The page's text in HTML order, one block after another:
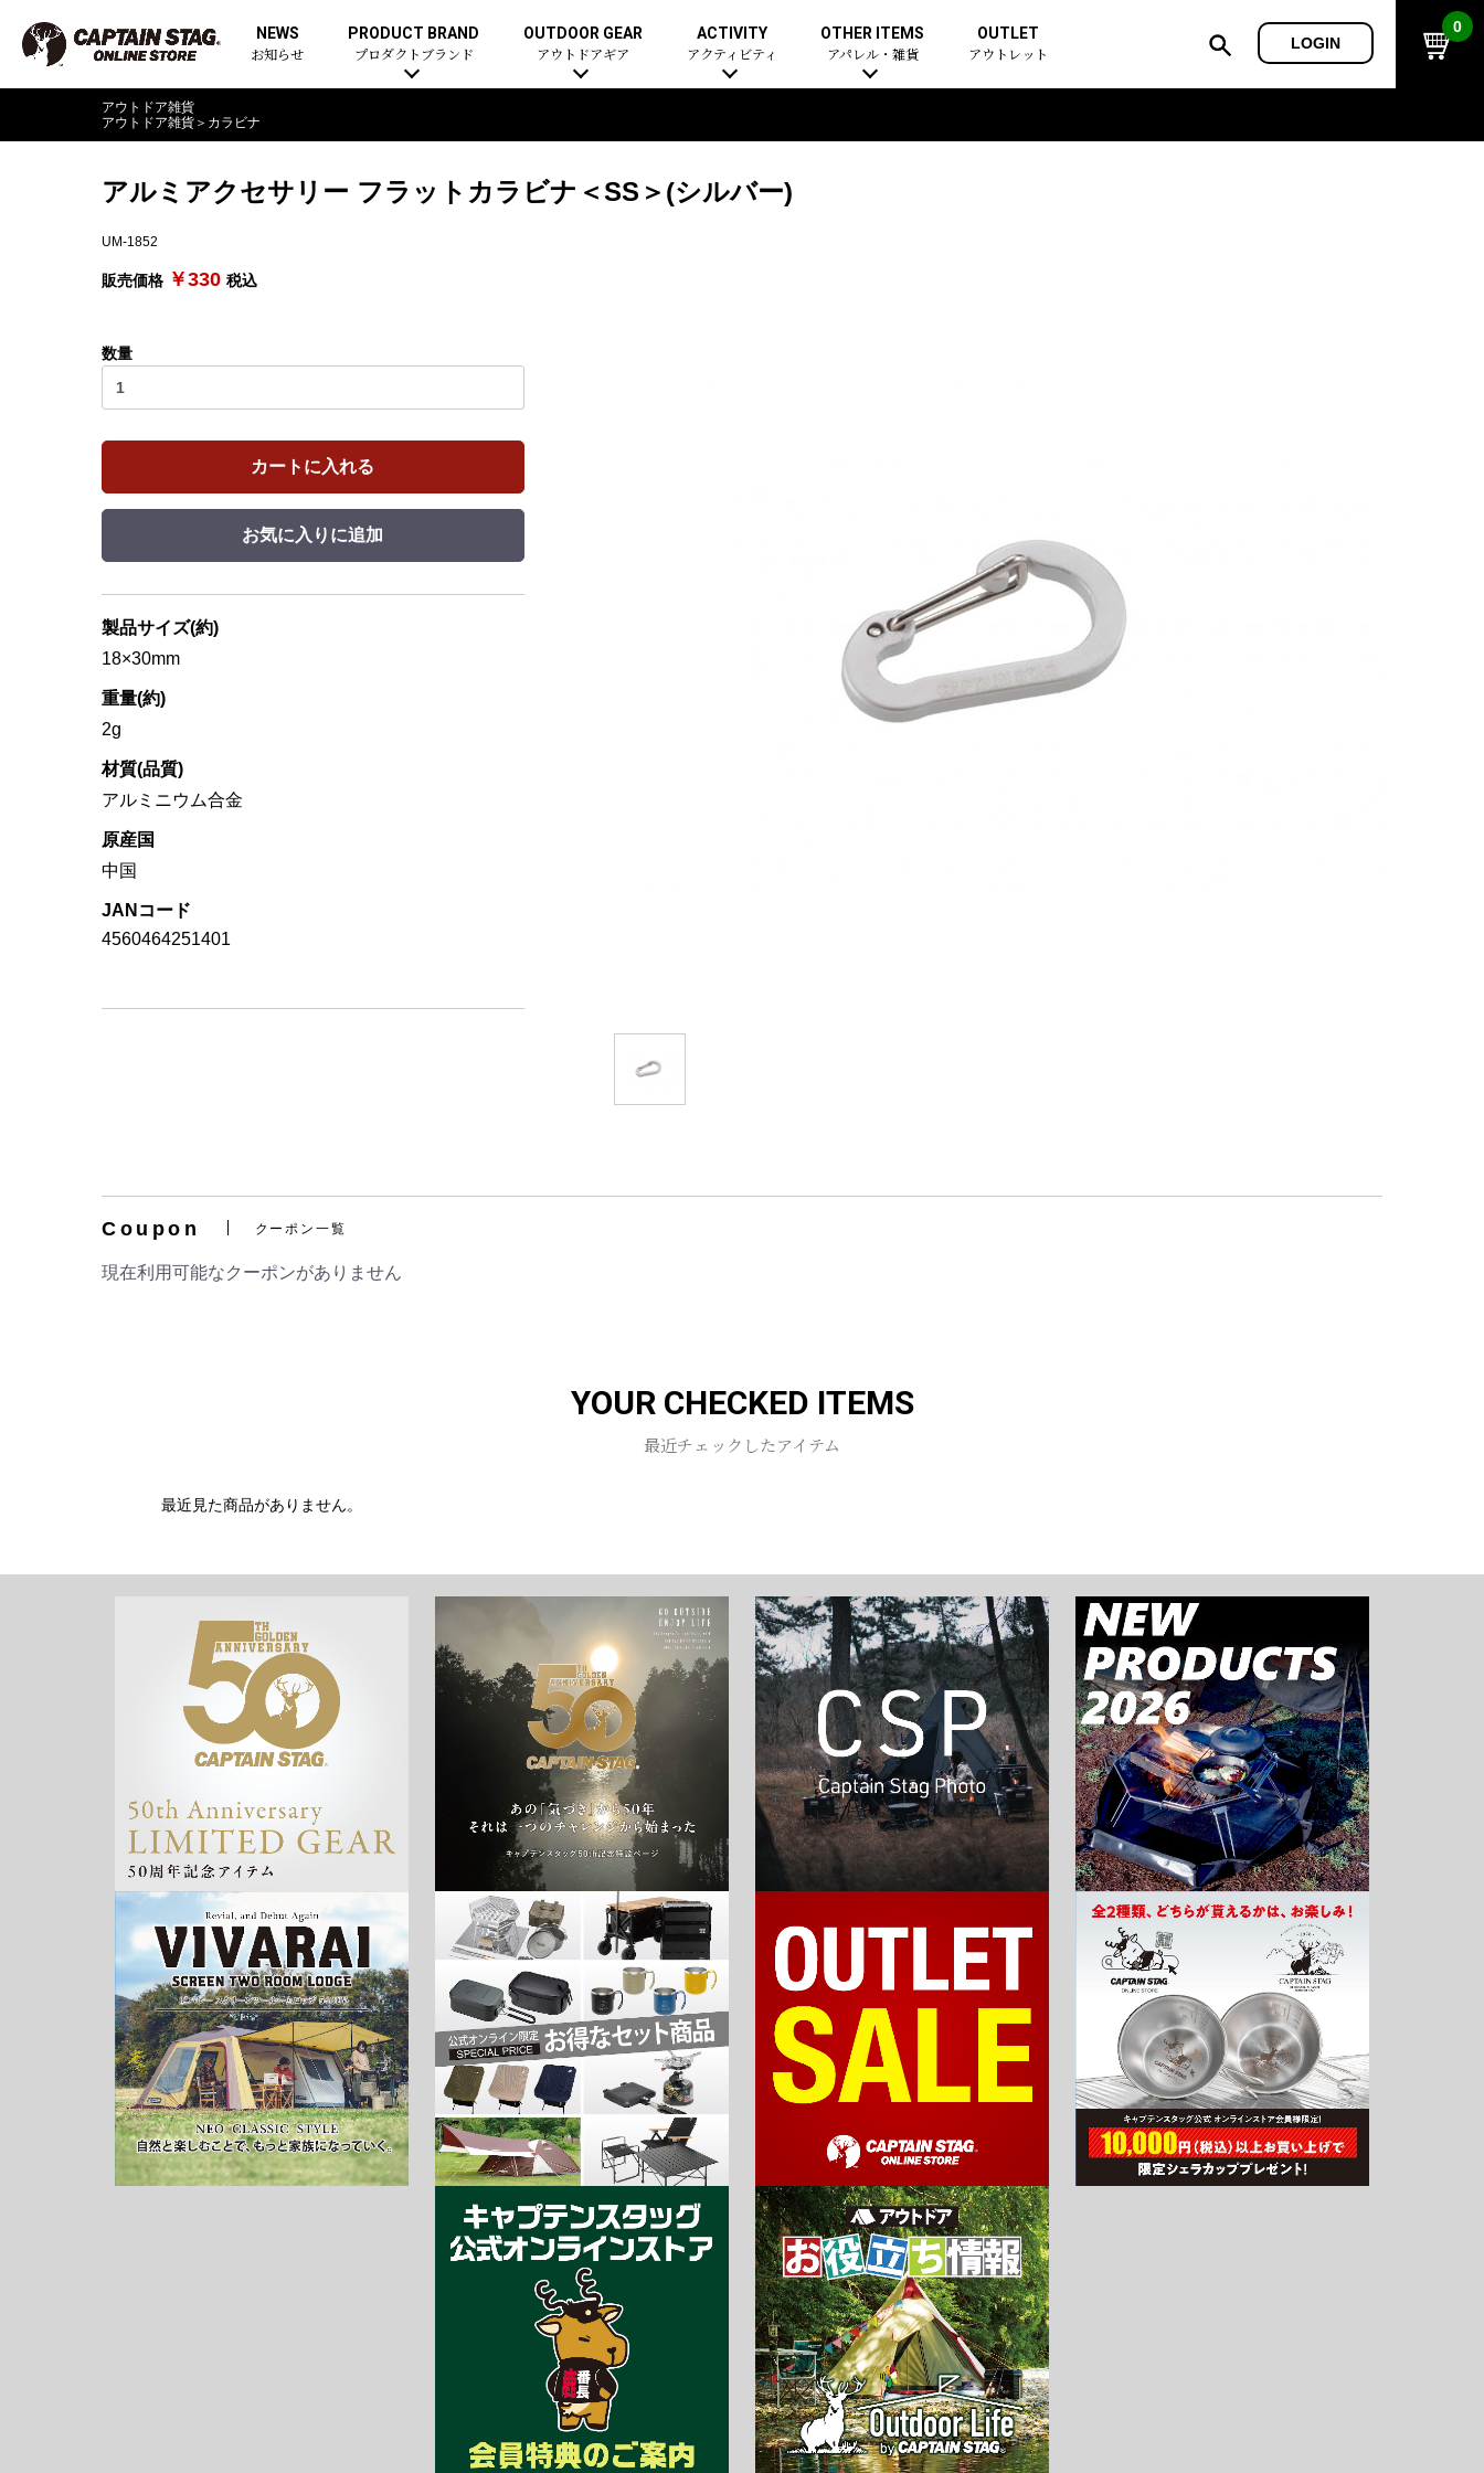
NEWS
お知らせ
PRODUCT BRAND
プロダクトブランド
OUTDOOR GEAR
アウトドアギア
ACTIVITY
アクティビティ
OTHER ITEMS
アパレル・雑貨
OUTLET
アウトレット
LOGIN
0
アウトドア雑貨
アウトドア雑貨 ＞ カラビナ
アルミアクセサリー フラットカラビナ＜SS＞(シルバー)
UM-1852
販売価格 ￥330 税込
数量
カートに入れる
お気に入りに追加
製品サイズ(約)
18×30mm
重量(約)
2g
材質(品質)
アルミニウム合金
原産国
中国
JANコード
4560464251401
Coupon クーポン一覧
現在利用可能なクーポンがありません
YOUR CHECKED ITEMS
最近チェックしたアイテム
最近見た商品がありません。